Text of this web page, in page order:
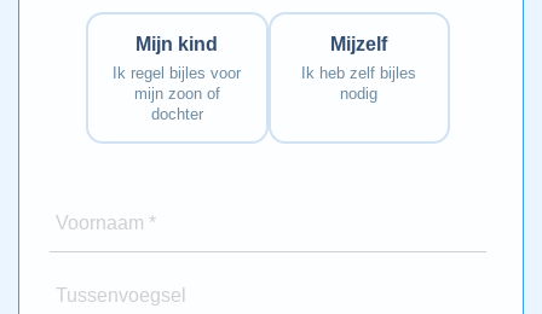
Mijn kind
Ik regel bijles voor
mijn zoon of
dochter
Mijzelf
Ik heb zelf bijles
nodig
Voornaam *
Tussenvoegsel